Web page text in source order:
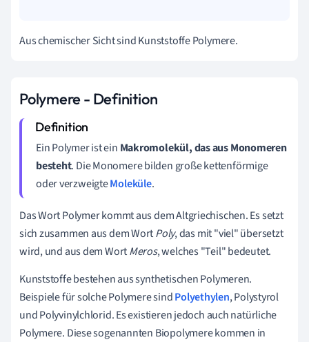
Aus chemischer Sicht sind Kunststoffe Polymere.
Polymere - Definition
Ein Polymer ist ein Makromolekül, das aus Monomeren
besteht. Die Monomere bilden große kettenförmige
oder verzweigteMoleküle.
Das Wort Polymer kommt aus dem Altgriechischen. Es setzt
sich zusammen aus dem WortPoly, das mit "viel" übersetzt
wird, und aus dem WortMeros, welches "Teil" bedeutet.
Kunststoffe bestehen aus synthetischen Polymeren.
Beispiele für solche Polymere sindPolyethylen, Polystyrol
und Polyvinylchlorid. Es existieren jedoch auch natürliche
Polymere. Diese sogenannten Biopolymere kommen in